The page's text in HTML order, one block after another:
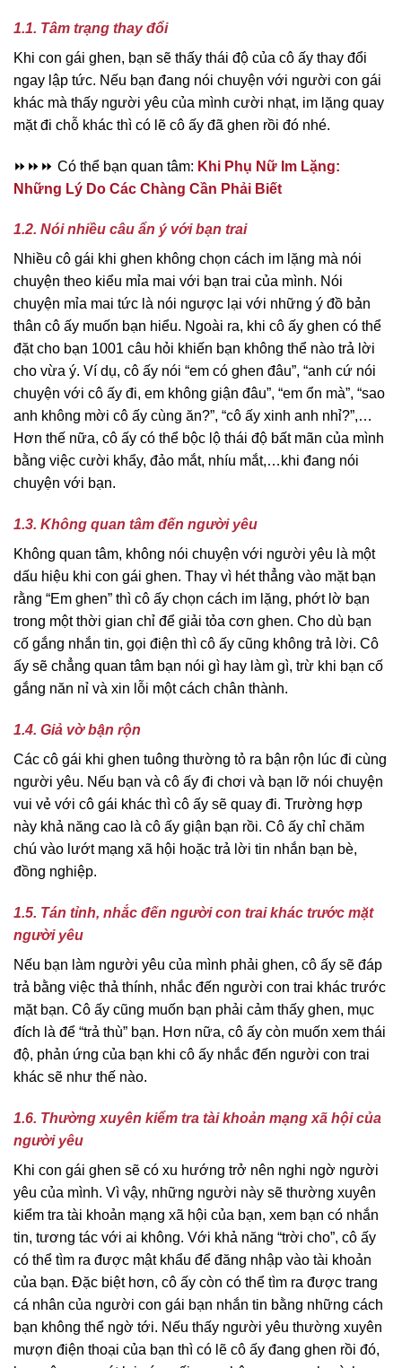
1.1. Tâm trạng thay đổi
Khi con gái ghen, bạn sẽ thấy thái độ của cô ấy thay đổi
ngay lập tức. Nếu bạn đang nói chuyện với người con gái
khác mà thấy người yêu của mình cười nhạt, im lặng quay
mặt đi chỗ khác thì có lẽ cô ấy đã ghen rồi đó nhé.
⏩⏩⏩ Có thể bạn quan tâm: Khi Phụ Nữ Im Lặng:
Những Lý Do Các Chàng Cần Phải Biết
1.2. Nói nhiều câu ẩn ý với bạn trai
Nhiều cô gái khi ghen không chọn cách im lặng mà nói
chuyện theo kiểu mỉa mai với bạn trai của mình. Nói
chuyện mỉa mai tức là nói ngược lại với những ý đồ bản
thân cô ấy muốn bạn hiểu. Ngoài ra, khi cô ấy ghen có thể
đặt cho bạn 1001 câu hỏi khiến bạn không thể nào trả lời
cho vừa ý. Ví dụ, cô ấy nói “em có ghen đâu”, “anh cứ nói
chuyện với cô ấy đi, em không giận đâu”, “em ổn mà”, “sao
anh không mời cô ấy cùng ăn?”, “cô ấy xinh anh nhỉ?”,…
Hơn thế nữa, cô ấy có thể bộc lộ thái độ bất mãn của mình
bằng việc cười khẩy, đảo mắt, nhíu mắt,…khi đang nói
chuyện với bạn.
1.3. Không quan tâm đến người yêu
Không quan tâm, không nói chuyện với người yêu là một
dấu hiệu khi con gái ghen. Thay vì hét thẳng vào mặt bạn
rằng “Em ghen” thì cô ấy chọn cách im lặng, phớt lờ bạn
trong một thời gian chỉ để giải tỏa cơn ghen. Cho dù bạn
cố gắng nhắn tin, gọi điện thì cô ấy cũng không trả lời. Cô
ấy sẽ chẳng quan tâm bạn nói gì hay làm gì, trừ khi bạn cố
gắng năn nỉ và xin lỗi một cách chân thành.
1.4. Giả vờ bận rộn
Các cô gái khi ghen tuông thường tỏ ra bận rộn lúc đi cùng
người yêu. Nếu bạn và cô ấy đi chơi và bạn lỡ nói chuyện
vui vẻ với cô gái khác thì cô ấy sẽ quay đi. Trường hợp
này khả năng cao là cô ấy giận bạn rồi. Cô ấy chỉ chăm
chú vào lướt mạng xã hội hoặc trả lời tin nhắn bạn bè,
đồng nghiệp.
1.5. Tán tỉnh, nhắc đến người con trai khác trước mặt
người yêu
Nếu bạn làm người yêu của mình phải ghen, cô ấy sẽ đáp
trả bằng việc thả thính, nhắc đến người con trai khác trước
mặt bạn. Cô ấy cũng muốn bạn phải cảm thấy ghen, mục
đích là để “trả thù” bạn. Hơn nữa, cô ấy còn muốn xem thái
độ, phản ứng của bạn khi cô ấy nhắc đến người con trai
khác sẽ như thế nào.
1.6. Thường xuyên kiểm tra tài khoản mạng xã hội của
người yêu
Khi con gái ghen sẽ có xu hướng trở nên nghi ngờ người
yêu của mình. Vì vậy, những người này sẽ thường xuyên
kiểm tra tài khoản mạng xã hội của bạn, xem bạn có nhắn
tin, tương tác với ai không. Với khả năng “trời cho”, cô ấy
có thể tìm ra được mật khẩu để đăng nhập vào tài khoản
của bạn. Đặc biệt hơn, cô ấy còn có thể tìm ra được trang
cá nhân của người con gái bạn nhắn tin bằng những cách
bạn không thể ngờ tới. Nếu thấy người yêu thường xuyên
mượn điện thoại của bạn thì có lẽ cô ấy đang ghen rồi đó,